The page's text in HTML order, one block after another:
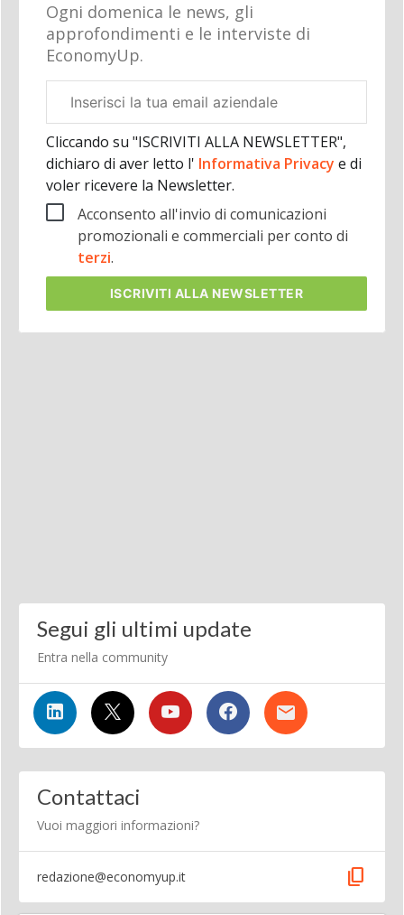
Ogni domenica le news, gli
approfondimenti e le interviste di
EconomyUp.
aziendale
Cliccando su "ISCRIVITI ALLA NEWSLETTER",
dichiaro di aver letto l' Informativa Privacy e di
voler ricevere la Newsletter.
Acconsento all'invio di comunicazioni
promozionali e commerciali per conto di
terzi.
ISCRIVITI ALLA NEWSLETTER
Segui gli ultimi update
Entra nella community
Contattaci
Vuoi maggiori informazioni?
redazione@economyup.it content_copy